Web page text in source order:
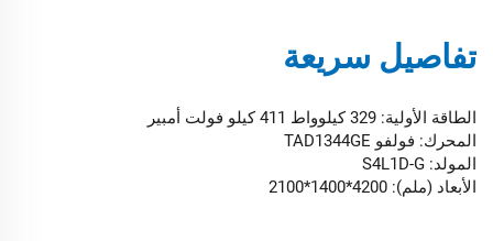
تفاصيل سريعة
الطاقة الأولية: 329 كيلوواط 411 كيلو فولت أمبير
المحرك: فولفو TAD1344GE
المولد: S4L1D-G
الأبعاد (ملم): 4200*1400*2100